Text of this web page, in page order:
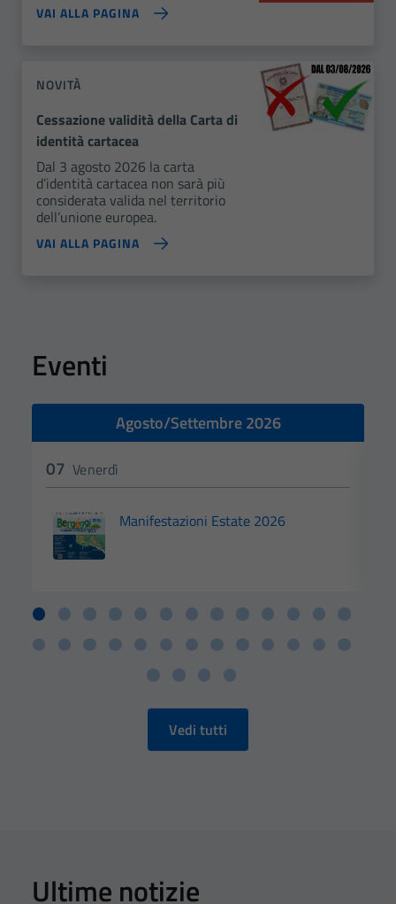
VAI ALLA PAGINA
NOVITÀ
Cessazione validità della Carta di
identità cartacea
Dal 3 agosto 2026 la carta
d’identità cartacea non sarà più
considerata valida nel territorio
dell’unione europea.
VAI ALLA PAGINA
Eventi
Agosto/Settembre 2026
07 Venerdì
Manifestazioni Estate 2026
Vedi tutti
Ultime notizie